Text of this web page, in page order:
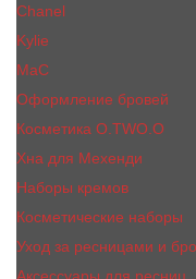
Сhanеl
Kylie
MaC
Оформление бровей
Косметика O.TWO.O
Хна для Мехенди
Наборы кремов
Косметические наборы
Уход за ресницами и